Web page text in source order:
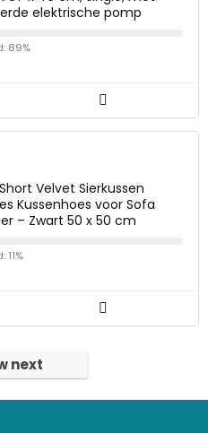
elektrische pomp
89%
Velvet Sierkussen
Kussenhoes voor Sofa
– Zwart 50 x 50 cm
11%
next